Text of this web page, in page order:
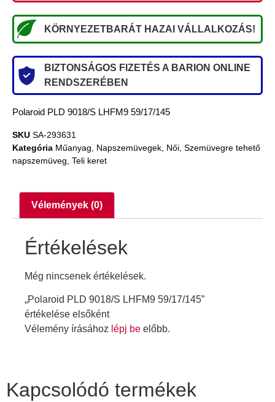
KÖRNYEZETBARÁT HAZAI VÁLLALKOZÁS!
BIZTONSÁGOS FIZETÉS A BARION ONLINE
RENDSZERÉBEN
Polaroid PLD 9018/S LHFM9 59/17/145
SKU SA-293631
Kategória Műanyag, Napszemüvegek, Női, Szemüvegre tehető
napszemüveg, Teli keret
Vélemények (0)
Értékelések
Még nincsenek értékelések.
„Polaroid PLD 9018/S LHFM9 59/17/145”
értékelése elsőként
Vélemény írásához lépj be előbb.
Kapcsolódó termékek